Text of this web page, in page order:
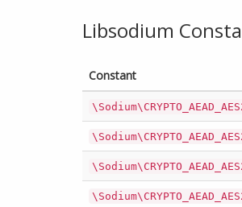
Libsodium
Constant